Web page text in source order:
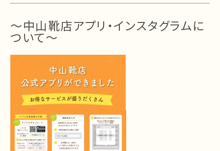
～中山靴店アプリ・インスタグラムに
ついて～